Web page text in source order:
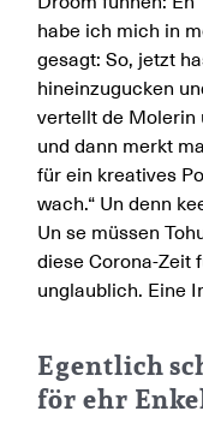
habe ich mich in
gesagt: So, jetzt
hineinzugucken
vertellt de Molerin
und dann merkt
für ein kreatives
wach.“ Un denn
Un se müssen
diese Corona-Zeit
unglaublich. Eine
Egentlich
för ehr